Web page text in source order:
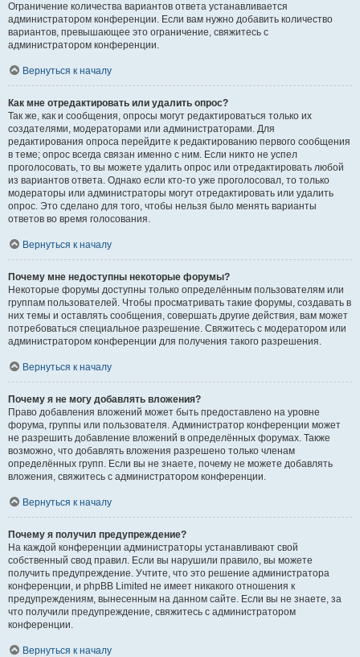
Ограничение количества вариантов ответа устанавливается
администратором конференции. Если вам нужно добавить количество
вариантов, превышающее это ограничение, свяжитесь с
администратором конференции.
Вернуться к началу
Как мне отредактировать или удалить опрос?
Так же, как и сообщения, опросы могут редактироваться только их
создателями, модераторами или администраторами. Для
редактирования опроса перейдите к редактированию первого сообщения
в теме; опрос всегда связан именно с ним. Если никто не успел
проголосовать, то вы можете удалить опрос или отредактировать любой
из вариантов ответа. Однако если кто-то уже проголосовал, то только
модераторы или администраторы могут отредактировать или удалить
опрос. Это сделано для того, чтобы нельзя было менять варианты
ответов во время голосования.
Вернуться к началу
Почему мне недоступны некоторые форумы?
Некоторые форумы доступны только определённым пользователям или
группам пользователей. Чтобы просматривать такие форумы, создавать в
них темы и оставлять сообщения, совершать другие действия, вам может
потребоваться специальное разрешение. Свяжитесь с модератором или
администратором конференции для получения такого разрешения.
Вернуться к началу
Почему я не могу добавлять вложения?
Право добавления вложений может быть предоставлено на уровне
форума, группы или пользователя. Администратор конференции может
не разрешить добавление вложений в определённых форумах. Также
возможно, что добавлять вложения разрешено только членам
определённых групп. Если вы не знаете, почему не можете добавлять
вложения, свяжитесь с администратором конференции.
Вернуться к началу
Почему я получил предупреждение?
На каждой конференции администраторы устанавливают свой
собственный свод правил. Если вы нарушили правило, вы можете
получить предупреждение. Учтите, что это решение администратора
конференции, и phpBB Limited не имеет никакого отношения к
предупреждениям, вынесенным на данном сайте. Если вы не знаете, за
что получили предупреждение, свяжитесь с администратором
конференции.
Вернуться к началу